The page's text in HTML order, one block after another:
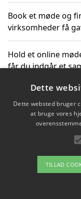
Book et møde og
virksomheder få
Hold et online
får du indgår et
Hold et møde
mest
Om /
Dette
Dette websted bruger
at bruge vores
TILLAD